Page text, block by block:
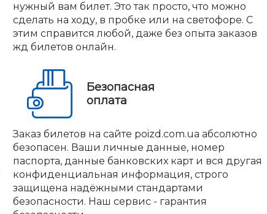
нужный вам билет. Это так просто, что можно
сделать на ходу, в пробке или на светофоре. С
этим справится любой, даже без опыта заказов
жд билетов онлайн.
Безопасная
оплата
Заказ билетов на сайте poizd.com.ua абсолютно
безопасен. Ваши личные данные, номер
паспорта, данные банковских карт и вся другая
конфиденциальная информация, строго
защищена надёжными стандартами
безопасности. Наш сервис - гарантия